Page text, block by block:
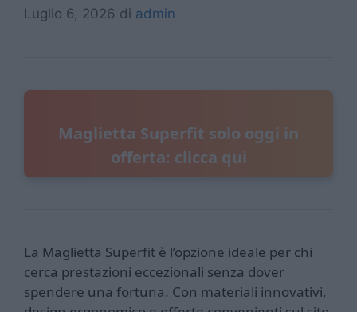
Luglio 6, 2026 di admin
Maglietta Superfit solo oggi in
offerta: clicca qui
La Maglietta Superfit è l’opzione ideale per chi
cerca prestazioni eccezionali senza dover
spendere una fortuna. Con materiali innovativi,